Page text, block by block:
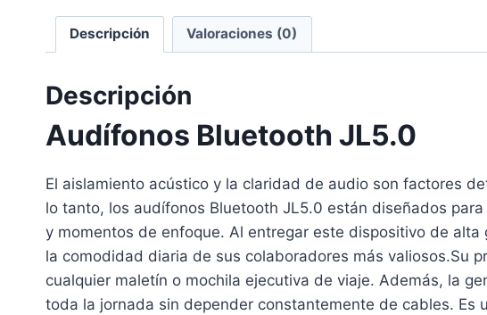
Descripción Valoraciones (0)
Descripción
Audífonos Bluetooth JL5.0
El aislamiento acústico y la claridad de audio son factores
lo tanto, los audífonos Bluetooth JL5.0 están diseñados
y momentos de enfoque. Al entregar este dispositivo de
la comodidad diaria de sus colaboradores más valiosos.Su
cualquier maletín o mochila ejecutiva de viaje. Además, la
toda la jornada sin depender constantemente de cables.